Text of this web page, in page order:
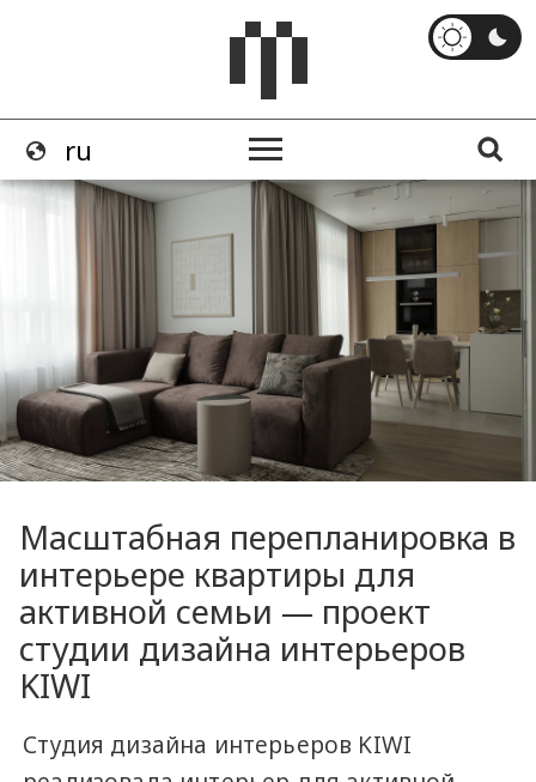
Масштабная перепланировка в
интерьере квартиры для
активной семьи — проект
студии дизайна интерьеров
KIWI
Студия дизайна интерьеров KIWI